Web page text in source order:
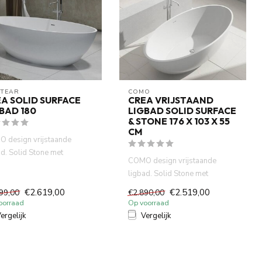
SOLID SURFACE
180
design vrijstaande
Solid Stone met
€2.619,00
COMO
CREA VRIJSTAAND
LIGBAD SOLID SURFACE
& STONE 176 X 103 X 55
CM
COMO design vrijstaande
ligbad. Solid Stone met
mineraal gegoten.Niet Acryl
,Puu...
€2.890,00 €2.519,00
Op voorraad
Vergelijk